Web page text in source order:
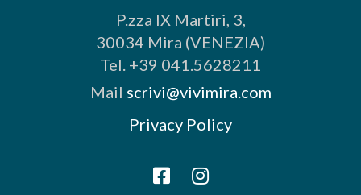
P.zza IX Martiri, 3,
30034 Mira (VENEZIA)
Tel. +39 041.5628211
Mail scrivi@vivimira.com
Privacy Policy